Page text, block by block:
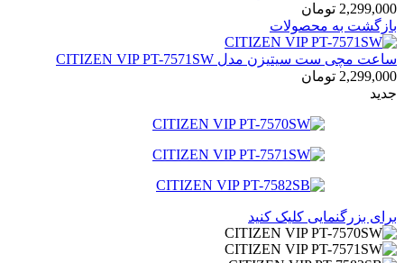
2,299,000 تومان
بازگشت به محصولات
ساعت مچی ست سیتیزن مدل CITIZEN VIP PT-7571SW
2,299,000 تومان
جدید
برای بزرگنمایی کلیک کنید